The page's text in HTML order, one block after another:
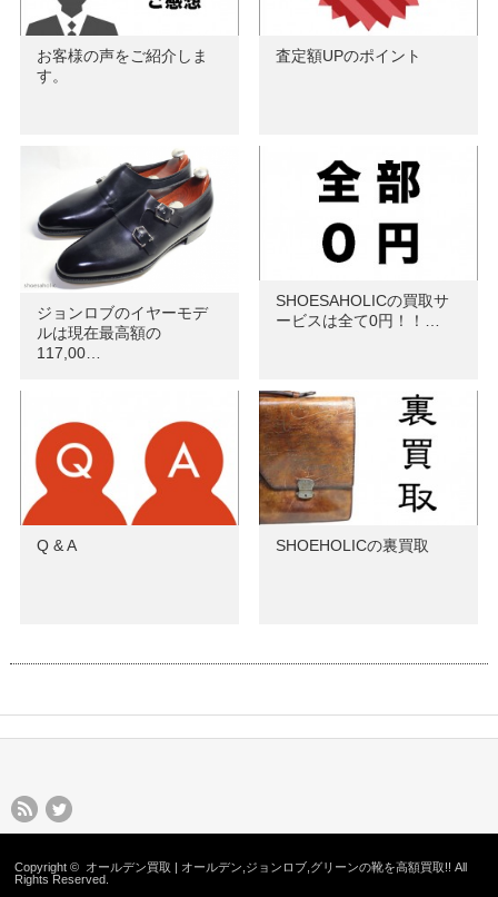
お客様の声をご紹介しま
す。
査定額UPのポイント
ジョンロブのイヤーモデ
ルは現在最高額の
117,00…
SHOESAHOLICの買取サ
ービスは全て0円！！…
Q & A SHOEHOLICの裏買取
Copyright © オールデン買取 | オールデン,ジョンロブ,グリーンの靴を高額買取!! All
Rights Reserved.